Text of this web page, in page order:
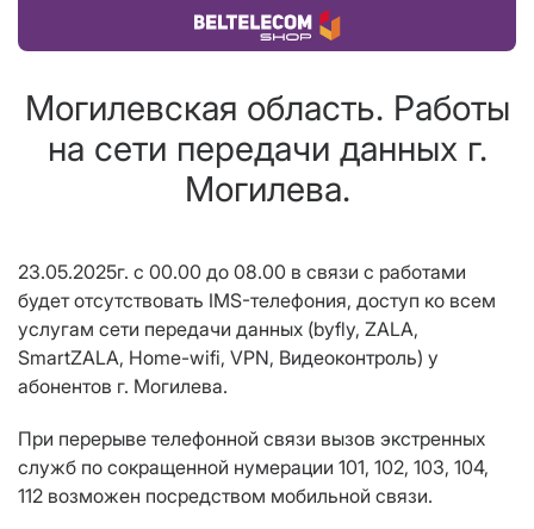
Купить товар
Могилевская область. Работы
на сети передачи данных г.
Могилева.
23.05.2025г. с 00.00 до 08.00 в связи с работами
будет отсутствовать IMS-телефония, доступ ко всем
услугам сети передачи данных (byfly, ZALA,
SmartZALA, Home-wifi, VPN, Видеоконтроль) у
абонентов г. Могилева.
При перерыве телефонной связи вызов экстренных
служб по сокращенной нумерации 101, 102, 103, 104,
112 возможен посредством мобильной связи.